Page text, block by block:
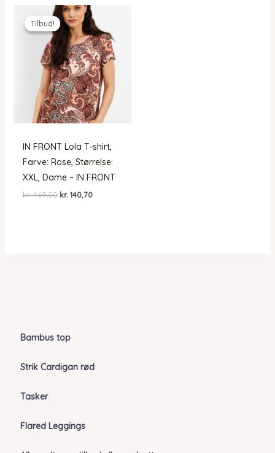
Bambus top
Strik Cardigan rød
Tasker
Flared Leggings
Tilbud!
Tilbud!
IN FRONT Lola T-shirt,
Farve: Rose, Størrelse:
XXL, Dame – IN FRONT
kr.469,00 Den
kr. 140,70Den